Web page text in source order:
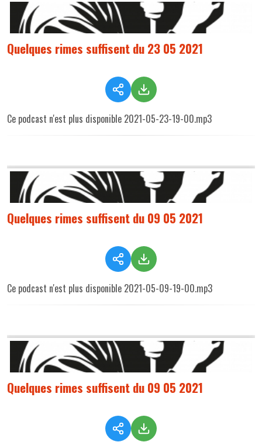
Quelques rimes suffisent du 23 05 2021
Ce podcast n'est plus disponible 2021-05-23-19-00.mp3
Quelques rimes suffisent du 09 05 2021
Ce podcast n'est plus disponible 2021-05-09-19-00.mp3
Quelques rimes suffisent du 09 05 2021